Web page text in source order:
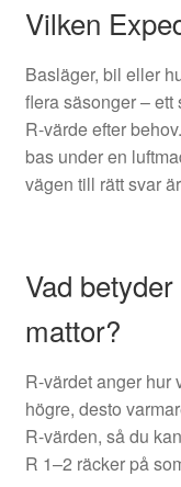
Vilken
Basläger, bil eller
flera säsonger –
R-värde efter
bas under en
vägen till rätt svar är
Vad
mattor?
R-värdet anger hur
högre, desto
R-värden, så du
R 1–2 räcker på